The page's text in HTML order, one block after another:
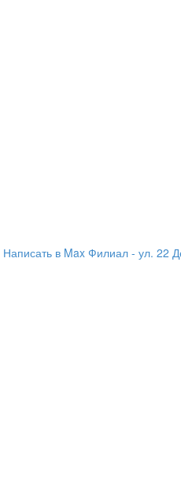
Написать в Max Филиал - ул. 22